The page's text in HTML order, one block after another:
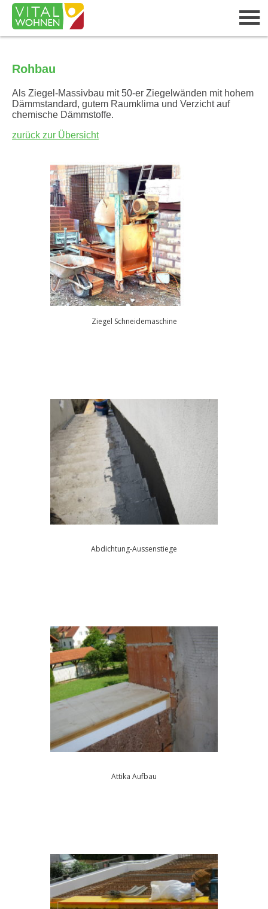
Rohbau
Als Ziegel-Massivbau mit 50-er Ziegelwänden mit hohem
Dämmstandard, gutem Raumklima und Verzicht auf
chemische Dämmstoffe.
zurück zur Übersicht
Ziegel Schneidemaschine
Abdichtung-Aussenstiege
Attika Aufbau